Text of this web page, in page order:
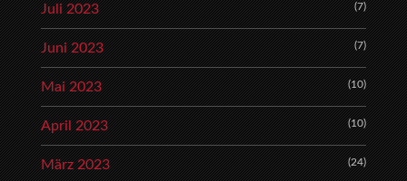
Juli 2023 (7)
Juni 2023 (7)
Mai 2023 (10)
April 2023 (10)
März 2023 (24)